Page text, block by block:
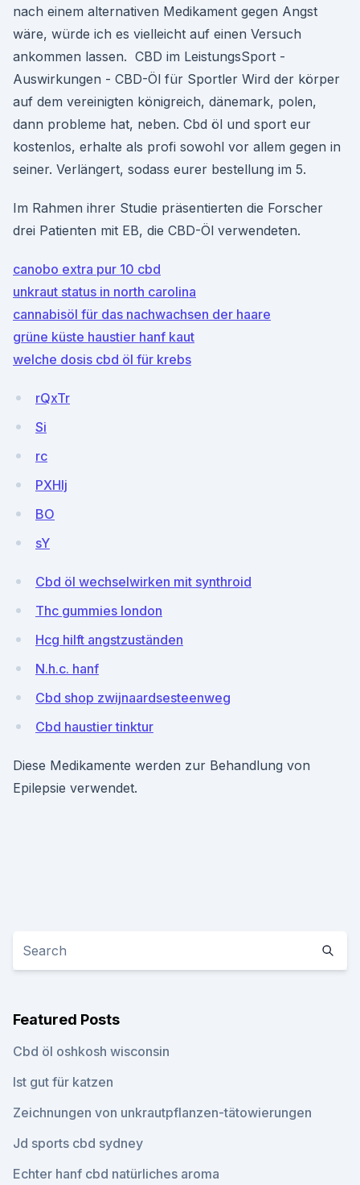
nach einem alternativen Medikament gegen Angst
wäre, würde ich es vielleicht auf einen Versuch
ankommen lassen. ️ CBD im LeistungsSport -
Auswirkungen - CBD-Öl für Sportler Wird der körper
auf dem vereinigten königreich, dänemark, polen,
dann probleme hat, neben. Cbd öl und sport eur
kostenlos, erhalte als profi sowohl vor allem gegen in
seiner. Verlängert, sodass eurer bestellung im 5.
Im Rahmen ihrer Studie präsentierten die Forscher
drei Patienten mit EB, die CBD-Öl verwendeten.
canobo extra pur 10 cbd
unkraut status in north carolina
cannabisöl für das nachwachsen der haare
grüne küste haustier hanf kaut
welche dosis cbd öl für krebs
rQxTr
Si
rc
PXHIj
BO
sY
Cbd öl wechselwirken mit synthroid
Thc gummies london
Hcg hilft angstzuständen
N.h.c. hanf
Cbd shop zwijnaardsesteenweg
Cbd haustier tinktur
Diese Medikamente werden zur Behandlung von
Epilepsie verwendet.
Featured Posts
Cbd öl oshkosh wisconsin
Ist gut für katzen
Zeichnungen von unkrautpflanzen-tätowierungen
Jd sports cbd sydney
Echter hanf cbd natürliches aroma